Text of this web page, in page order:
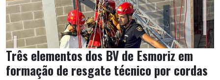
Três elementos dos BV de Esmoriz em
formação de resgate técnico por cordas